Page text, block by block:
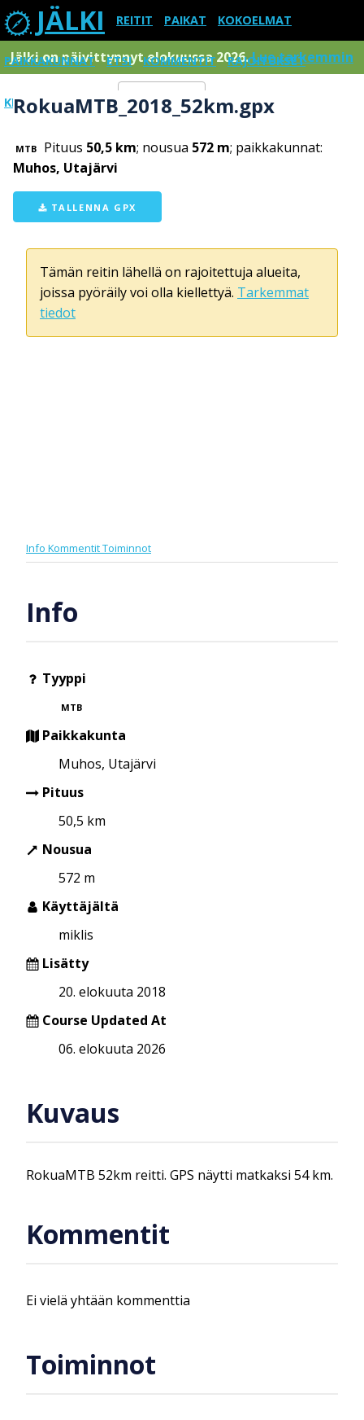
JÄLKI REITIT PAIKAT KOKOELMAT
PAIKKAKUNNAT ETSI KOMMENTIT RAJOITUKSET
KIRJAUDU SISÄÄN Menu
Jälki on päivittynnyt elokuussa 2026.Lue tarkemmin
RokuaMTB_2018_52km.gpx
MTB Pituus 50,5 km; nousua 572 m; paikkakunnat:
Muhos, Utajärvi
TALLENNA GPX
Tämän reitin lähellä on rajoitettuja alueita,
joissa pyöräily voi olla kiellettyä. Tarkemmat
tiedot
Info KommentitToiminnot
Info
Tyyppi
MTB
Paikkakunta
Muhos, Utajärvi
Pituus
50,5 km
Nousua
572 m
Käyttäjältä
miklis
Lisätty
20. elokuuta 2018
Course Updated At
06. elokuuta 2026
Kuvaus
RokuaMTB 52km reitti. GPS näytti matkaksi 54 km.
Kommentit
Ei vielä yhtään kommenttia
Toiminnot